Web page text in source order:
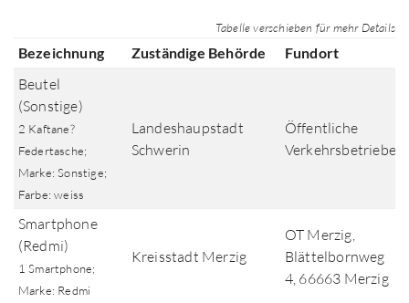
Tabelle verschieben für mehr Details
Bezeichnung Zuständige Behörde Fundort
Beutel
(Sonstige)
2 Kaftane?
Federtasche;
Marke: Sonstige;
Farbe: weiss
Landeshaupstadt
Schwerin
Öffentliche
Verkehrsbetriebe
Smartphone
(Redmi)
1 Smartphone;
Marke: Redmi
Kreisstadt Merzig
OT Merzig,
Blättelbornweg
4, 66663 Merzig